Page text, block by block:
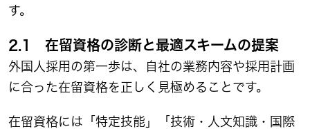
す。
2.1 在留資格の診断と最適スキームの提案
外国人採用の第一歩は、自社の業務内容や採用計画
に合った在留資格を正しく見極めることです。
在留資格には「特定技能」「技術・人文知識・国際